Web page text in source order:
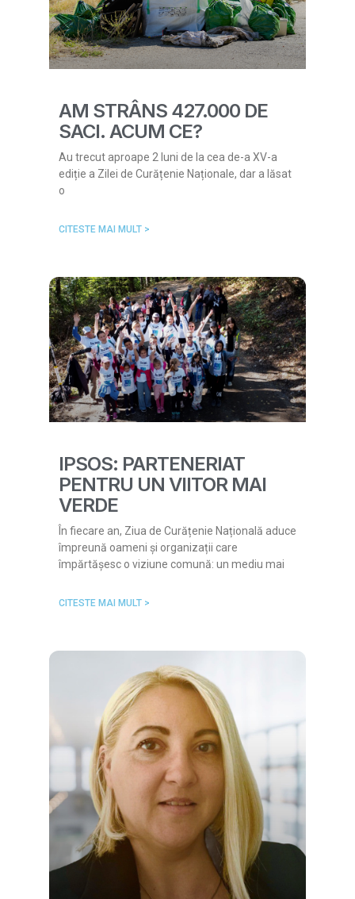
AM STRÂNS 427.000 DE
SACI. ACUM CE?
Au trecut aproape 2 luni de la cea de-a XV-a
ediție a Zilei de Curățenie Naționale, dar a lăsat
o
CITESTE MAI MULT >
IPSOS: PARTENERIAT
PENTRU UN VIITOR MAI
VERDE
În fiecare an, Ziua de Curățenie Națională aduce
împreună oameni și organizații care
împărtășesc o viziune comună: un mediu mai
CITESTE MAI MULT >